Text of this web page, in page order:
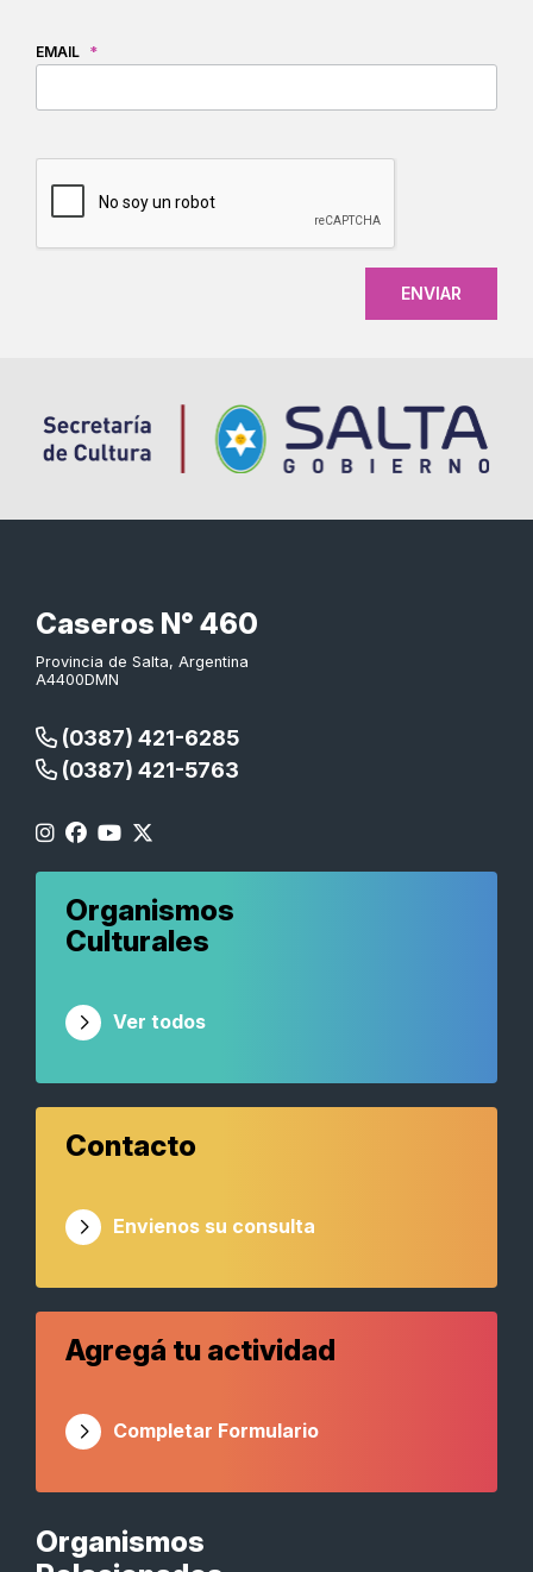
EMAIL *
CAPTCHA
Caseros N° 460
Provincia de Salta, Argentina
A4400DMN
(0387) 421-6285
(0387) 421-5763
Organismos
Organismos
Culturales
Ver todos
Contacto
Envienos su consulta
Agregá tu actividad
Completar Formulario